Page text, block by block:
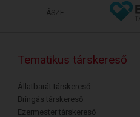
ÁSZF
Tematikus társkereső
Állatbarát társkereső
Bringás társkereső
Ezermester társkereső